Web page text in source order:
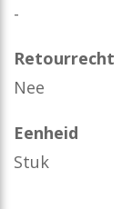
-
Retourrecht
Nee
Eenheid
Stuk